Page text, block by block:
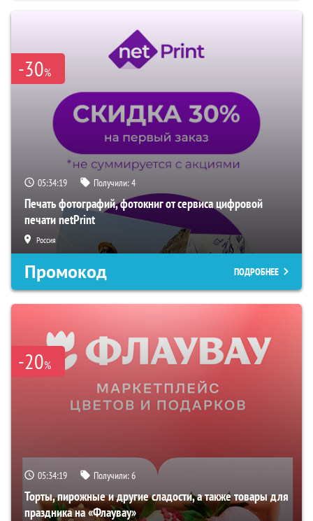
-30%
05:34:18 Получили:4
Печать фотографий, фотокниг от сервиса цифровой
печати netPrint
Россия
Промокод ПОДРОБНЕЕ
-20%
05:34:18 Получили:6
Торты, пирожные и другие сладости, а также товары для
праздника на «Флаувау»